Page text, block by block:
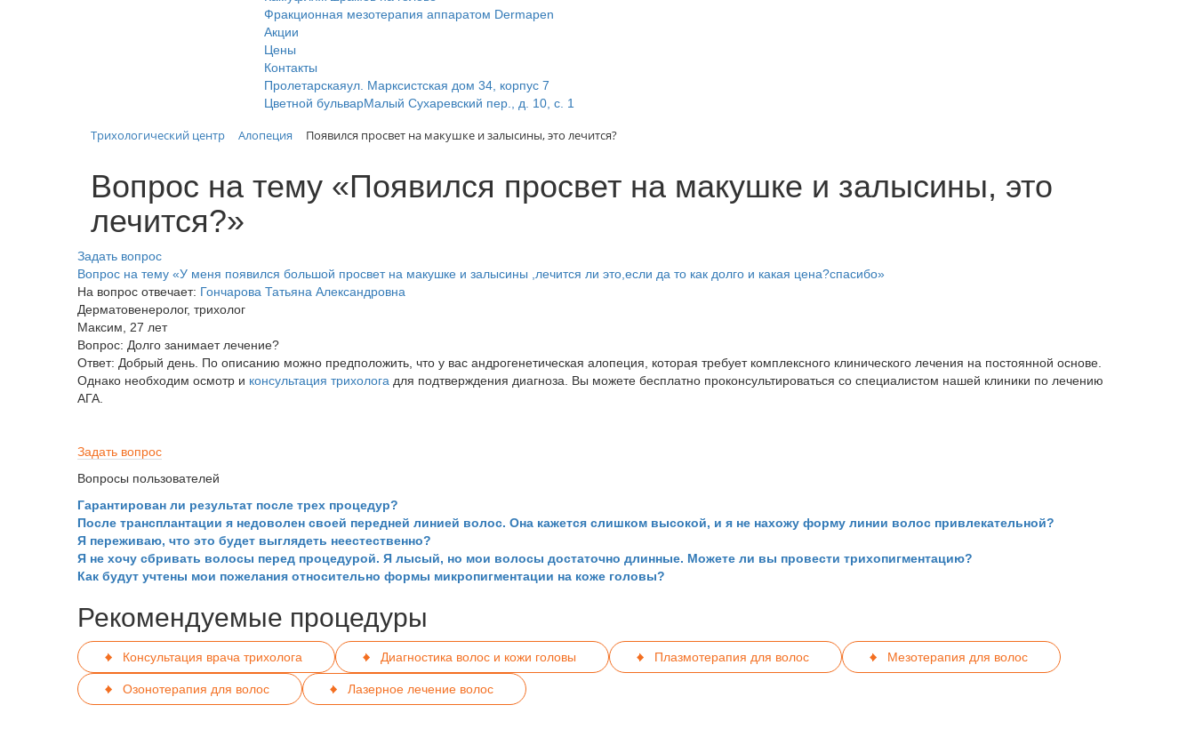
Фракционная мезотерапия аппаратом Dermapen
Акции
Цены
Контакты
Пролетарскаяул. Марксистская дом 34, корпус 7
Цветной бульварМалый Сухаревский пер., д. 10, с. 1
Трихологический центр Алопеция Появился просвет на макушке и залысины, это лечится?
Вопрос на тему «Появился просвет на макушке и залысины, это
лечится?»
Задать вопрос
Вопрос на тему «У меня появился большой просвет на макушке и залысины ,лечится ли это,если да то как долго и какая цена?спасибо»
На вопрос отвечает: Гончарова Татьяна Александровна
Дерматовенеролог, трихолог
Максим , 27 лет
Вопрос: Долго занимает лечение?
Ответ: Добрый день. По описанию можно предположить, что у вас андрогенетическая алопеция, которая требует комплексного клинического лечения на постоянной основе.
Однако необходим осмотр и консультация трихолога для подтверждения диагноза. Вы можете бесплатно проконсультироваться со специалистом нашей клиники по лечению
АГА.
Задать вопрос
Вопросы пользователей
Гарантирован ли результат после трех процедур?
После трансплантации я недоволен своей передней линией волос. Она кажется слишком высокой, и я не нахожу форму линии волос привлекательной?
Я переживаю, что это будет выглядеть неестественно?
Я не хочу сбривать волосы перед процедурой. Я лысый, но мои волосы достаточно длинные. Можете ли вы провести трихопигментацию?
Как будут учтены мои пожелания относительно формы микропигментации на коже головы?
Рекомендуемые процедуры
Консультация врача трихолога Диагностика волос и кожи головы Плазмотерапия для волос Мезотерапия для волос
Озонотерапия для волос Лазерное лечение волос